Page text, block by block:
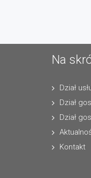
Na
Dział
Dział
Dział
Kontakt